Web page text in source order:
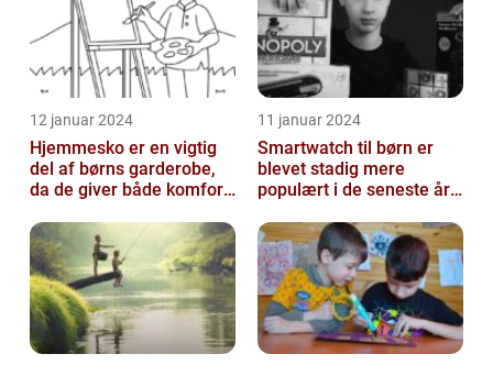
12 januar 2024
Hjemmesko er en vigtig
del af børns garderobe,
da de giver både komfort
børnenes ...
11 januar 2024
Smartwatch til børn er
blevet stadig mere
populært i de seneste år,
mulighed f...